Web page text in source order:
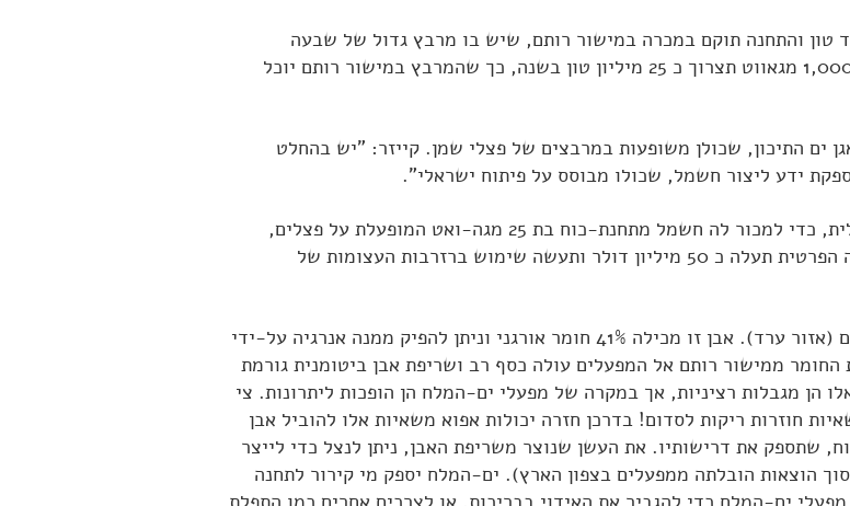
השמן בישראל נאמדות בכ 12 מיליארד טון והתחנה תוקם במכרה במישור רותם, שיש בו מרבץ גדול של שבעה
מיליארד טון פצלי שמן. תחנת כוח בסדר גודל של 1,000 מגאווט תצרוך כ 25 מיליון טון בשנה, כך שהמרבץ במישור רותם יוכל
ים התיכון, שכולן משופעות במרבצים של פצלי שמן. קייזר: "יש בהחלט
ידע ליצור חשמל, שכולו מבוסס על פיתוח ישראלי".
מקיימת מגעים עם חברת החשמל הישראלית, כדי למכור לה חשמל מתחנת-כוח בת 25 מגה-ואט המופעלת על פצלים,
ש"אורמת" מתכננת להקים בנחל צין שבנגב. התחנה הפרטית תעלה כ 50 מיליון דולר ותעשה שימוש ברזרבות העצומות של
נמצאת במישור רותם (אזור ערד). אבן זו מכילה 41% חומר אורגני וניתן להפיק ממנה אנרגיה על-ידי
ממישור רותם אל המפעלים עולה כסף רב ושריפת אבן ביטומנית גורמת
הן מגבלות רציניות, אך במקרה של מפעלי ים-המלח הן הופכות ליתרונות. צי
חוזרות ריקות לסדום! בדרכן חזרה יכולות אפוא משאיות אלו להוביל אבן
שתספק את דרישותיו. את העשן שנוצר משריפת האבן, ניתן לנצל כדי לייצר
הוצאות הובלתה ממפעלים בצפון הארץ). ים-המלח יספק מי קירור לתחנה